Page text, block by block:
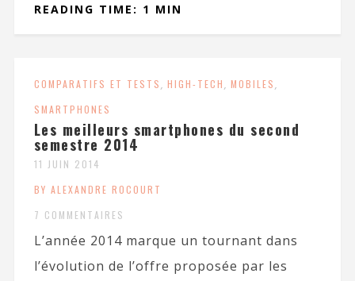
READING TIME: 1 MIN
COMPARATIFS ET TESTS, HIGH-TECH, MOBILES,
SMARTPHONES
Les meilleurs smartphones du second
semestre 2014
11 JUIN 2014
BY ALEXANDRE ROCOURT
7 COMMENTAIRES
L’année 2014 marque un tournant dans
l’évolution de l’offre proposée par les